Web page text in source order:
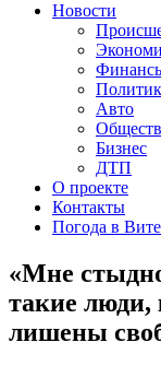
Новости
Авто
Бизнес
ДТП
О проекте
Контакты
Погода в
«Мне
такие люди,
лишены